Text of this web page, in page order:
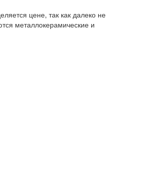
цене, так как далеко не
металлокерамические и